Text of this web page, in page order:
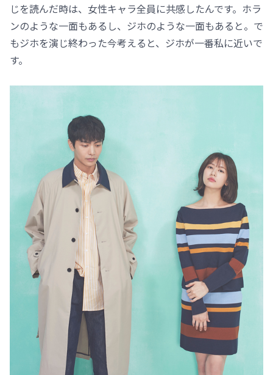
じを読んだ時は、女性キャラ全員に共感したんです。ホラ
ンのような一面もあるし、ジホのような一面もあると。で
もジホを演じ終わった今考えると、ジホが一番私に近いで
す。